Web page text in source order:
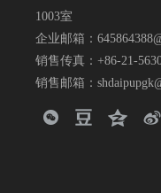
1003室
企业邮箱：
销售传真：+86-21-
销售邮箱：